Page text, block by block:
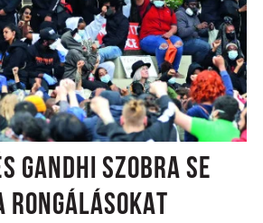
GANDHI SZOBRA SE
RONGÁLÁSOKAT